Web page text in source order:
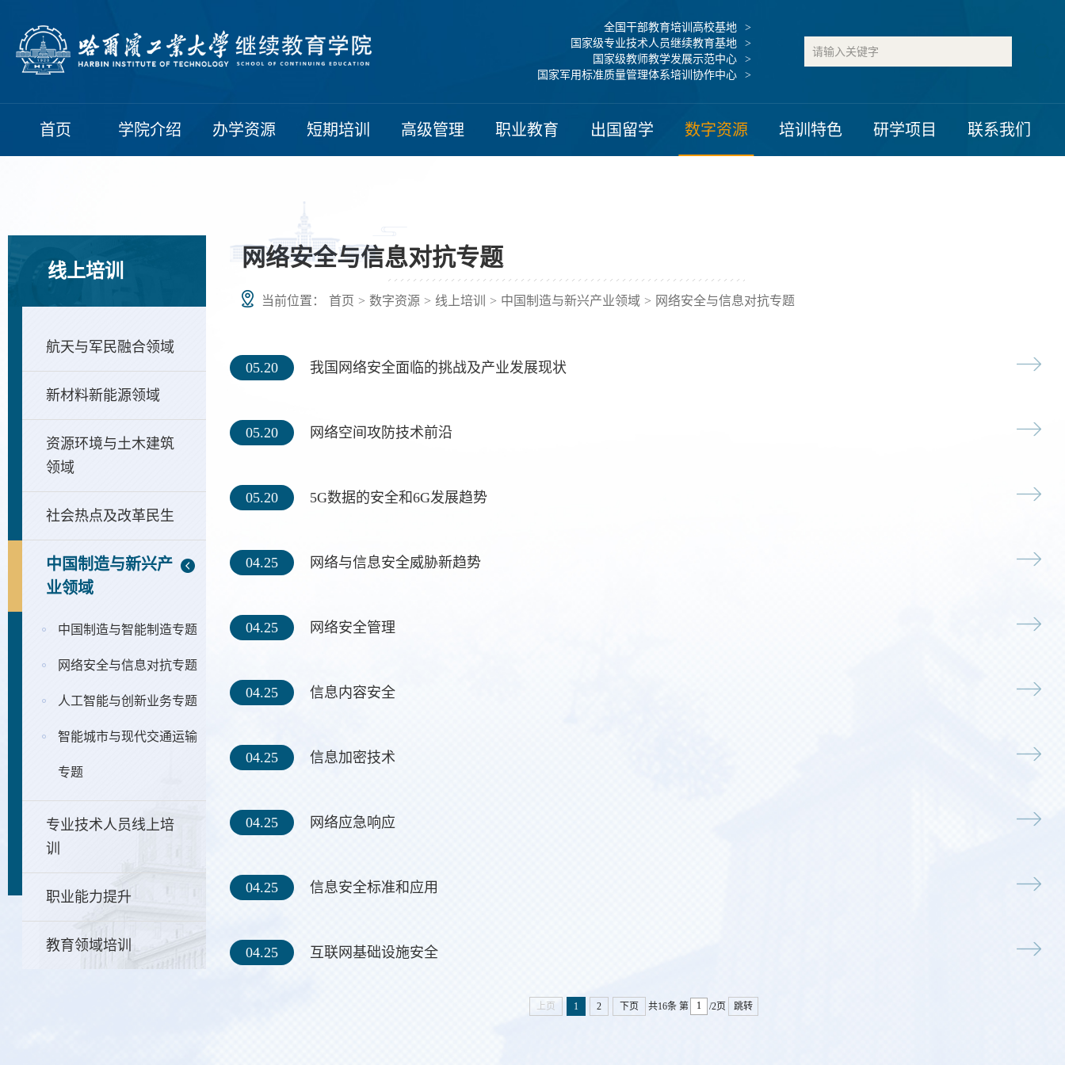
全国干部教育培训高校基地
国家级专业技术人员继续教育基地
国家级教师教学发展示范中心
国家军用标准质量管理体系培训协作中心
首页 学院介绍 办学资源 短期培训 高级管理 职业教育 出国留学 数字资源 培训特色 研学项目 联系我们
线上培训
航天与军民融合领域
新材料新能源领域
资源环境与土木建筑
领域
社会热点及改革民生
中国制造与新兴产
业领域
中国制造与智能制造专题
网络安全与信息对抗专题
人工智能与创新业务专题
智能城市与现代交通运输
专题
专业技术人员线上培
训
职业能力提升
教育领域培训
网络安全与信息对抗专题
当前位置： 首页 > 数字资源 > 线上培训 > 中国制造与新兴产业领域 > 网络安全与信息对抗专题
05.20 我国网络安全面临的挑战及产业发展现状
05.20 网络空间攻防技术前沿
05.20 5G数据的安全和6G发展趋势
04.25 网络与信息安全威胁新趋势
04.25 网络安全管理
04.25 信息内容安全
04.25 信息加密技术
04.25 网络应急响应
04.25 信息安全标准和应用
04.25 互联网基础设施安全
上页 1 2 下页 共16条 第 /2页 跳转